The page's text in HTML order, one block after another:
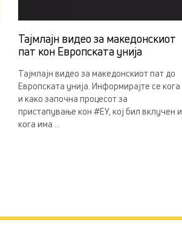
Тајмлајн видео за македонскиот
пат кон Европската унија
Тајмлајн видео за македонскиот пат до
Европската унија. Информирајте се кога
и како започна процесот за
пристапување кон #ЕУ, кој бил вклучен и
кога има ...